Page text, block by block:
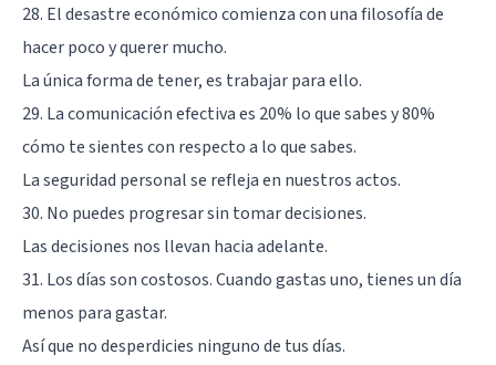
28. El desastre económico comienza con una filosofía de
hacer poco y querer mucho.
La única forma de tener, es trabajar para ello.
29. La comunicación efectiva es 20% lo que sabes y 80%
cómo te sientes con respecto a lo que sabes.
La seguridad personal se refleja en nuestros actos.
30. No puedes progresar sin tomar decisiones.
Las decisiones nos llevan hacia adelante.
31. Los días son costosos. Cuando gastas uno, tienes un día
menos para gastar.
Así que no desperdicies ninguno de tus días.